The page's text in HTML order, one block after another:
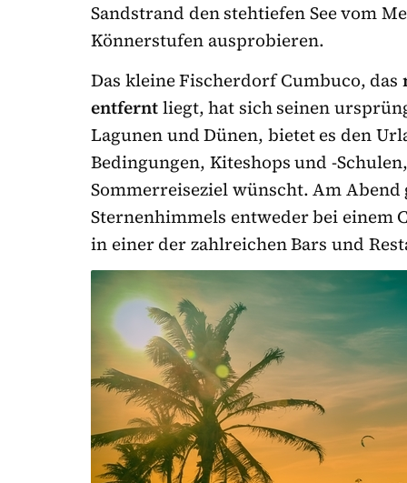
Sandstrand den stehtiefen See vom
Könnerstufen ausprobieren.
Das kleine Fischerdorf Cumbuco, das
entferntliegt, hat sich seinen
Lagunen und Dünen, bietet es den
Bedingungen, Kiteshops und -
Sommerreiseziel wünscht. Am
Sternenhimmels entweder bei einem
in einer der zahlreichen Bars und